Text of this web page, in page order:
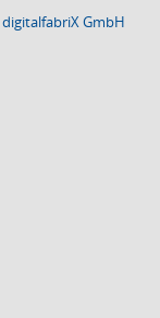
digitalfabriX GmbH